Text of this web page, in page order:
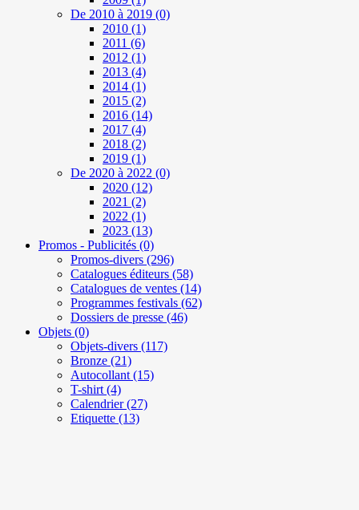
De 2010 à 2019 (0)
2010 (1)
2011 (6)
2012 (1)
2013 (4)
2014 (1)
2015 (2)
2016 (14)
2017 (4)
2018 (2)
2019 (1)
De 2020 à 2022 (0)
2020 (12)
2021 (2)
2022 (1)
2023 (13)
Promos - Publicités (0)
Promos-divers (296)
Catalogues éditeurs (58)
Catalogues de ventes (14)
Programmes festivals (62)
Dossiers de presse (46)
Objets (0)
Objets-divers (117)
Bronze (21)
Autocollant(15)
T-shirt(4)
Calendrier(27)
Etiquette (13)